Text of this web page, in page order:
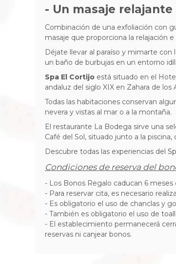
- Un masaje
Combinación de una exfoliación con
masaje que proporciona la relajación
Déjate llevar al paraíso y mimarte con
un baño de burbujas en un entorno
Spa El Cortijo está situado en el
andaluz del siglo XIX en Zahara de
Todas las habitaciones conservan
nevera y vistas al mar o a la montaña.
El restaurante La Bodega sirve una
Café del Sol, situado junto a la
Descubre todas las experiencias del
Condiciones de reserva del
- Los Bonos Regalo caducan 6
- Para reservar cita, es necesario
- Es obligatorio el uso de chanclas y
- También es obligatorio el uso de
- El establecimiento permanecerá
reservas ni canjear bonos.